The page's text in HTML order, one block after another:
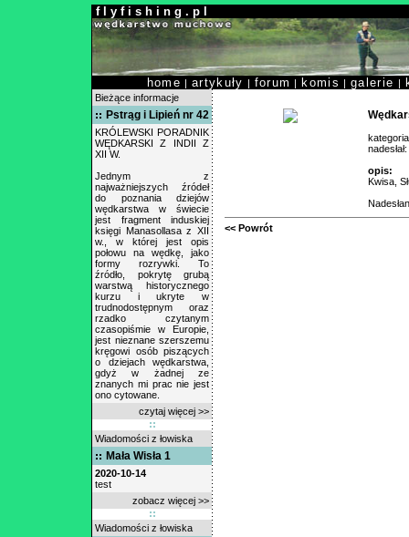
f l y f i s h i n g . p l
home |artykuły | forum | komis |galerie |
Bieżące informacje
Pstrąg i Lipień nr 42
KRÓLEWSKI PORADNIK
WĘDKARSKI Z INDII Z
XII W.
Jednym z
najważniejszych źródeł
do poznania dziejów
wędkarstwa w świecie
jest fragment induskiej
księgi Manasollasa z XII
w., w której jest opis
połowu na wędkę, jako
formy rozrywki. To
źródło, pokrytę grubą
warstwą historycznego
kurzu i ukryte w
trudnodostępnym oraz
rzadko czytanym
czasopiśmie w Europie,
jest nieznane szerszemu
kręgowi osób piszących
o dziejach wędkarstwa,
gdyż w żadnej ze
znanych mi prac nie jest
ono cytowane.
czytaj więcej >>
Wiadomości z łowiska
Mała Wisła 1
2020-10-14
test
zobacz więcej >>
Wiadomości z łowiska
nadesłał:
opis:
Kwisa,
<< Powrót